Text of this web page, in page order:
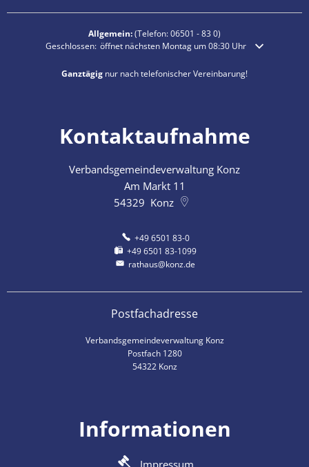
Allgemein:(Telefon:06501 - 83 0)
Klicken, um weitere Öffnungs- oder Schließzeiten auszublenden
Geschlossen: öffnet nächsten Montag um 08:30 Uhr
Ganztägig nur nach telefonischer Vereinbarung!
Kontaktaufnahme
Verbandsgemeindeverwaltung Konz
Am Markt 11
54329 Konz
+49 6501 83-0
+49 6501 83-1099
rathaus@konz.de
Postfachadresse
Verbandsgemeindeverwaltung Konz
Postfach 1280
54322 Konz
Informationen
Impressum